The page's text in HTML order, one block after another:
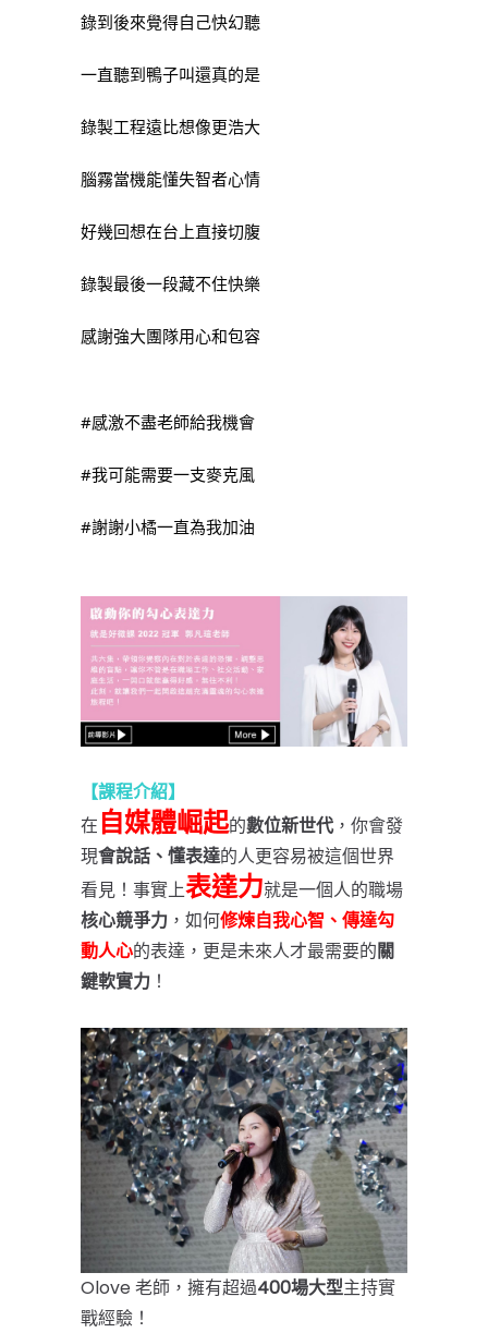
錄到後來覺得自己快幻聽
一直聽到鴨子叫還真的是
錄製工程遠比想像更浩大
腦霧當機能懂失智者心情
好幾回想在台上直接切腹
錄製最後一段藏不住快樂
感謝強大團隊用心和包容
#感激不盡老師給我機會
#我可能需要一支麥克風
#謝謝小橘一直為我加油
【課程介紹】
在 自媒體崛起的數位新世代，你會發
現會說話、懂表達的人更容易被這個世界
看見！事實上表達力就是一個人的職場
核心競爭力 ，如何修煉自我心智、傳達勾
動人心的表達，更是未來人才最需要的關
鍵軟實力 ！
Olove 老師，擁有超過400場大型主持實
戰經驗 ！